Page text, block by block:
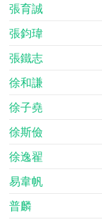
張育誠
張鈞瑋
張鐵志
徐和謙
徐子堯
徐斯儉
徐逸翟
易韋帆
普麟